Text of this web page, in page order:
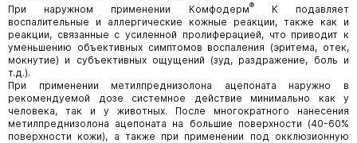
При наружном применении Комфодерм®К подавляет
воспалительные и аллергические кожные реакции, также как и
реакции, связанные с усиленной пролиферацией, что приводит к
уменьшению объективных симптомов воспаления (эритема, отек,
мокнутие) и субъективных ощущений (зуд, раздражение, боль и
т.д.).
При применении метилпреднизолона ацепоната наружно в
рекомендуемой дозе системное действие минимально как у
человека, так и у животных. После многократного нанесения
метилпреднизолона ацепоната на большие поверхности (40-60%
поверхности кожи), а также при применении под окклюзионную